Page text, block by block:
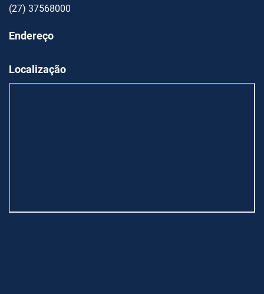
(27) 37568000
Endereço
Localização